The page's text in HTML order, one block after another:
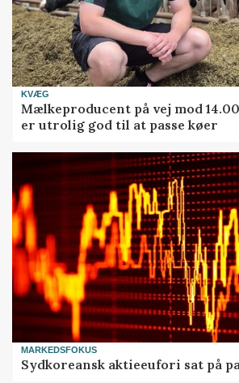
KVÆG
Mælkeproducent på vej mod
er utrolig god til at passe køer
MARKEDSFOKUS
Sydkoreansk aktieeufori sat på